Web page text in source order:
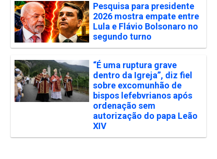
Pesquisa para presidente
2026 mostra empate entre
Lula e Flávio Bolsonaro no
segundo turno
“É uma ruptura grave
dentro da Igreja”, diz fiel
sobre excomunhão de
bispos lefebvrianos após
ordenação sem
autorização do papa Leão
XIV